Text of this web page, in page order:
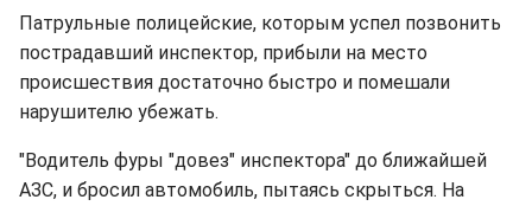
Патрульные полицейские, которым успел позвонить
пострадавший инспектор, прибыли на место
происшествия достаточно быстро и помешали
нарушителю убежать.
"Водитель фуры "довез" инспектора" до ближайшей
АЗС, и бросил автомобиль, пытаясь скрыться. На